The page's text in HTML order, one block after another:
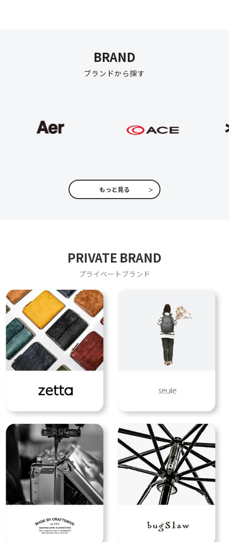
BRAND
ブランドから探す
もっと見る
PRIVATE BRAND
プライベートブランド